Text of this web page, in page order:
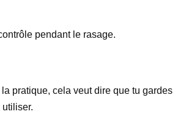
pendant le rasage.
pratique, cela veut dire que tu